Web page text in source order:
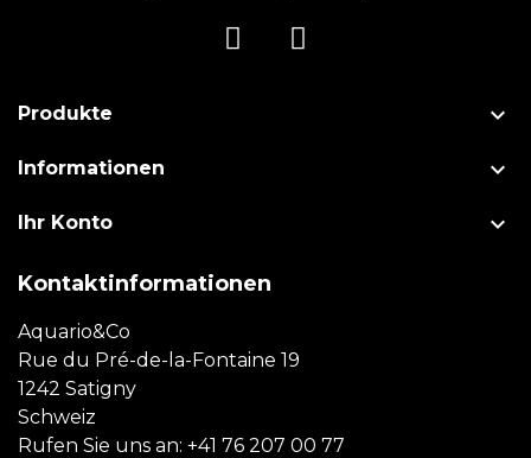
Produkte 
Informationen 
Ihr Konto 
Kontaktinformationen
Aquario&Co
Rue du Pré-de-la-Fontaine 19
1242 Satigny
Schweiz
Rufen Sie uns an: +41 76 207 00 77